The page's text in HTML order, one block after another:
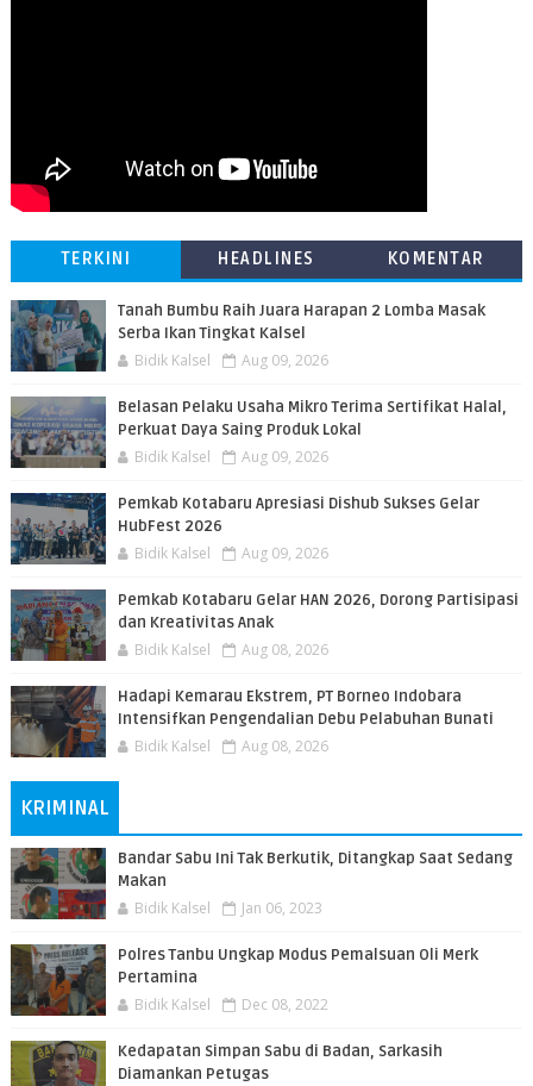
TERKINI HEADLINES KOMENTAR
Tanah Bumbu Raih Juara Harapan 2 Lomba Masak
Serba Ikan Tingkat Kalsel
Bidik Kalsel Aug 09, 2026
Belasan Pelaku Usaha Mikro Terima Sertifikat Halal,
Perkuat Daya Saing Produk Lokal
Bidik Kalsel Aug 09, 2026
Pemkab Kotabaru Apresiasi Dishub Sukses Gelar
HubFest 2026
Bidik Kalsel Aug 09, 2026
Pemkab Kotabaru Gelar HAN 2026, Dorong Partisipasi
dan Kreativitas Anak
Bidik Kalsel Aug 08, 2026
​Hadapi Kemarau Ekstrem, PT Borneo Indobara
Intensifkan Pengendalian Debu Pelabuhan Bunati
Bidik Kalsel Aug 08, 2026
KRIMINAL
Bandar Sabu Ini Tak Berkutik, Ditangkap Saat Sedang
Makan
Bidik Kalsel Jan 06, 2023
Polres Tanbu Ungkap Modus Pemalsuan Oli Merk
Pertamina
Bidik Kalsel Dec 08, 2022
Kedapatan Simpan Sabu di Badan, Sarkasih
Diamankan Petugas